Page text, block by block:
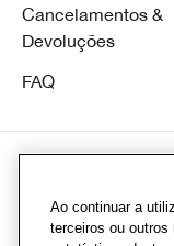
Cancelamentos &
Devoluções
FAQ
© Clinique
Ao continuar a
terceiros ou outros